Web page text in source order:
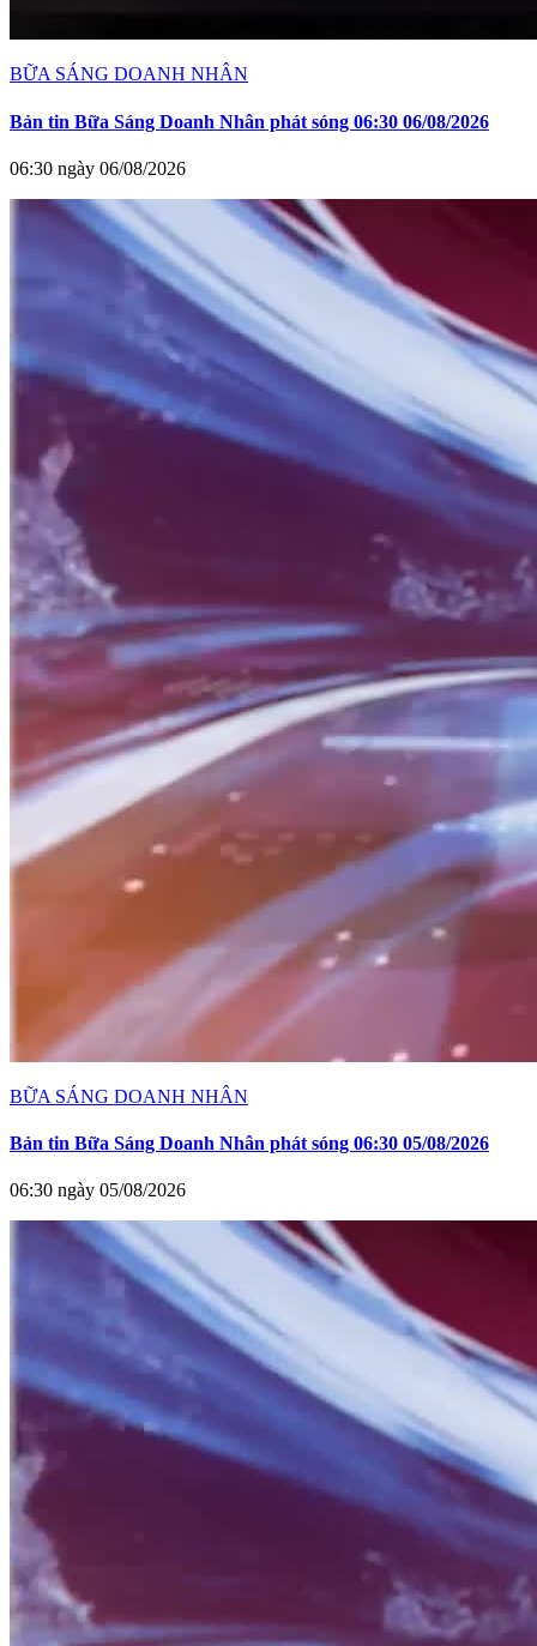
BỮA SÁNG DOANH NHÂN
Bản tin Bữa Sáng Doanh Nhân phát sóng 06:30 06/08/2026
06:30 ngày 06/08/2026
BỮA SÁNG DOANH NHÂN
Bản tin Bữa Sáng Doanh Nhân phát sóng 06:30 05/08/2026
06:30 ngày 05/08/2026